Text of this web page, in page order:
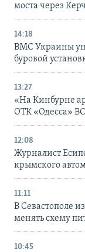
моста через
14:18
ВМС Украины
буровой
13:27
«На Кинбурне
ОТК «Одесса»
12:08
Журналист
крымского
11:11
В Севастополе
менять схему
10:45